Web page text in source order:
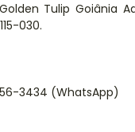
Tulip Goiânia
030.
3434 (WhatsApp)